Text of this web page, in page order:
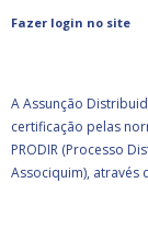
Fazer login no site
ASSUNÇÃO
CERTIFICADA
A Assunção
certificação pelas
PRODIR (Processo
Associquim), através